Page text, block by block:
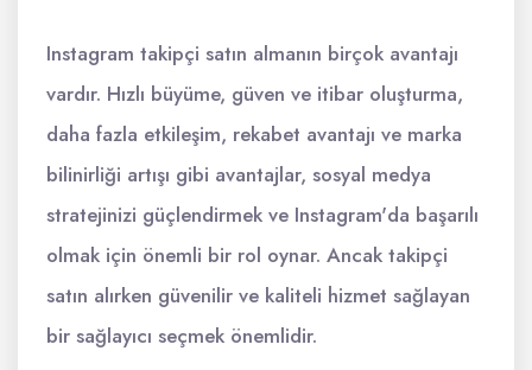
Instagram takipçi satın almanın birçok avantajı
vardır. Hızlı büyüme, güven ve itibar oluşturma,
daha fazla etkileşim, rekabet avantajı ve marka
bilinirliği artışı gibi avantajlar, sosyal medya
stratejinizi güçlendirmek ve Instagram'da başarılı
olmak için önemli bir rol oynar. Ancak takipçi
satın alırken güvenilir ve kaliteli hizmet sağlayan
bir sağlayıcı seçmek önemlidir.